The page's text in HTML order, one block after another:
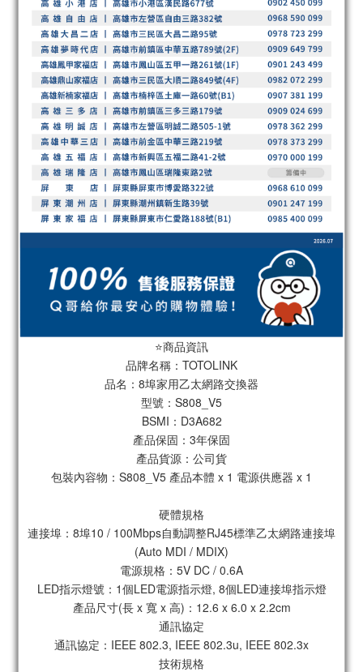
⭐️商品資訊
品牌名稱：TOTOLINK
品名：8埠家用乙太網路交換器
型號：S808_V5
BSMI：D3A682
產品保固：3年保固
產品貨源：公司貨
包裝內容物：S808_V5 產品本體 x 1 電源供應器 x 1
硬體規格
連接埠：8埠10 / 100Mbps自動調整RJ45標準乙太網路連接埠
(Auto MDI / MDIX)
電源規格：5V DC / 0.6A
LED指示燈號：1個LED電源指示燈, 8個LED連接埠指示燈
產品尺寸(長 x 寬 x 高)：12.6 x 6.0 x 2.2cm
通訊協定
通訊協定：IEEE 802.3, IEEE 802.3u, IEEE 802.3x
技術規格